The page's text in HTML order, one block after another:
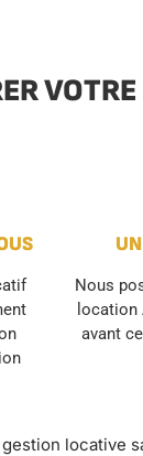
Nous
location
avant
locative